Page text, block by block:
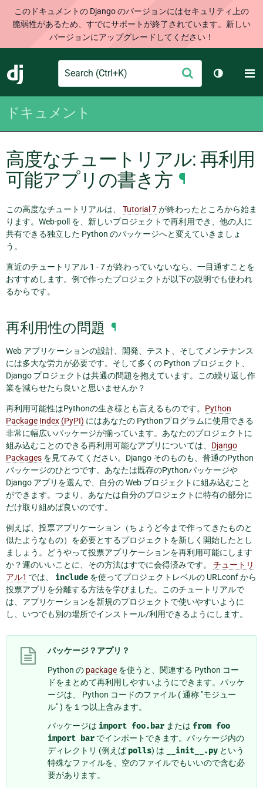
このドキュメントの Django のバージョンにはセキュリティ上の
脆弱性があるため、すでにサポートが終了されています。新しい
バージョンにアップグレードしてください！
Django
Search
信
テーマを
ドキュメント
高度なチュートリアル: 再利用
可能アプリの書き方 ¶
この高度なチュートリアルは、 Tutorial 7が終わったところから始ま
ります。Web-poll を、新しいプロジェクトで再利用でき、他の人に
共有できる独立した Python のパッケージへと変えていきましょ
う。
直近のチュートリアル 1 - 7 が終わっていないなら、一目通すことを
おすすめします。例で作ったプロジェクトが以下の説明でも使われ
るからです。
再利用性の問題 ¶
Web アプリケーションの設計、開発、テスト、そしてメンテナンス
には多大な労力が必要です。そして多くの Python プロジェクト、
Django プロジェクトは共通の問題を抱えています。この繰り返し作
業を減らせたら良いと思いませんか？
再利用可能性はPythonの生き様とも言えるものです。 Python
Package Index (PyPI) にはあなたの Pythonプログラムに使用できる
非常に幅広いパッケージが揃っています。あなたのプロジェクトに
組み込むことのできる再利用可能なアプリについては、 Django
Packages を見てみてください。Django そのものも、普通のPython
パッケージのひとつです。あなたは既存のPythonパッケージや
Django アプリを選んで、自分の Web プロジェクトに組み込むこと
ができます。つまり、あなたは自分のプロジェクトに特有の部分に
だけ取り組めば良いのです。
例えば、投票アプリケーション（ちょうど今まで作ってきたものと
似たようなもの）を必要とするプロジェクトを新しく開始したとし
ましょう。どうやって投票アプリケーションを再利用可能にします
か？運のいいことに、その方法はすでに会得済みです。 チュートリ
アル1 では、 include を使ってプロジェクトレベルの URLconf から
投票アプリを分離する方法を学びました。このチュートリアルで
は、アプリケーションを新規のプロジェクトで使いやすいように
し、いつでも別の場所でインストール/利用できるようにします。
パッケージ？アプリ？
Python の package を使うと、関連する Python コー
ドをまとめて再利用しやすいようにできます。パッケ
ージは、 Python コードのファイル ( 通称 "モジュー
ル" ) を１つ以上含みます。
パッケージは import foo.bar または from foo
import bar でインポートできます。パッケージ内の
ディレクトリ (例えばpolls) は __init__.py という
特殊なファイルを、空のファイルでもいいので含む必
要があります。